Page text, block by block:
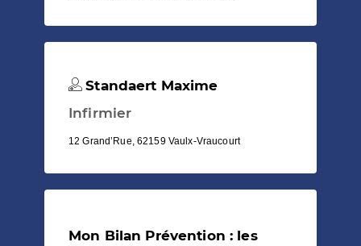
Standaert Maxime
Infirmier
12 Grand’Rue, 62159 Vaulx-Vraucourt
Mon Bilan Prévention : les